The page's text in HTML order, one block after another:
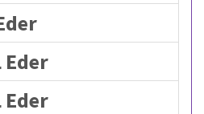
Eder
Eder